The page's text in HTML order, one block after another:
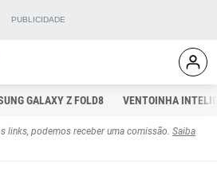
GALAXY Z FOLD8 VENTOINHA
links, podemos receber uma comissão. Saiba